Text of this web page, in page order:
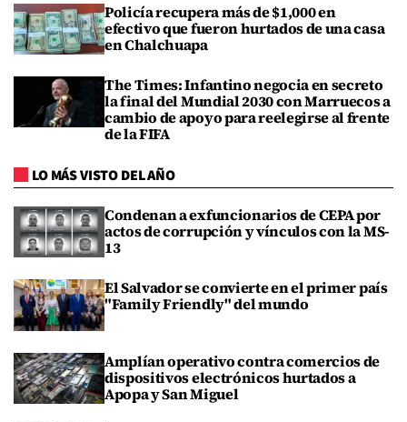
Policía recupera más de $1,000 en
efectivo que fueron hurtados de una casa
en Chalchuapa
The Times: Infantino negocia en secreto
la final del Mundial 2030 con Marruecos a
cambio de apoyo para reelegirse al frente
de la FIFA
LO MÁS VISTO DEL AÑO
Condenan a exfuncionarios de CEPA por
actos de corrupción y vínculos con la MS-
13
El Salvador se convierte en el primer país
"Family Friendly" del mundo
Amplían operativo contra comercios de
dispositivos electrónicos hurtados a
Apopa y San Miguel